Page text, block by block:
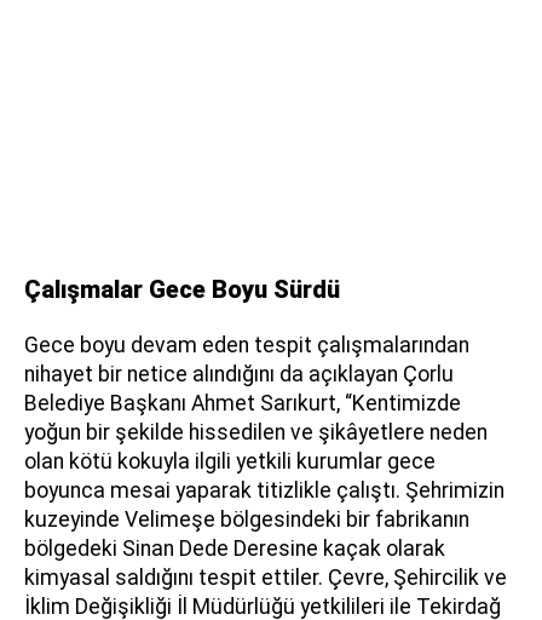
Çalışmalar Gece Boyu Sürdü
Gece boyu devam eden tespit çalışmalarından
nihayet bir netice alındığını da açıklayan Çorlu
Belediye Başkanı Ahmet Sarıkurt, “Kentimizde
yoğun bir şekilde hissedilen ve şikâyetlere neden
olan kötü kokuyla ilgili yetkili kurumlar gece
boyunca mesai yaparak titizlikle çalıştı. Şehrimizin
kuzeyinde Velimeşe bölgesindeki bir fabrikanın
bölgedeki Sinan Dede Deresine kaçak olarak
kimyasal saldığını tespit ettiler. Çevre, Şehircilik ve
İklim Değişikliği İl Müdürlüğü yetkilileri ile Tekirdağ